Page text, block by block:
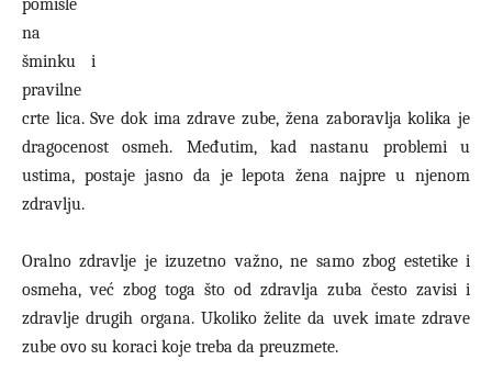
pomisle
na
šminku i
pravilne
crte lica. Sve dok ima zdrave zube, žena zaboravlja kolika je
dragocenost osmeh. Međutim, kad nastanu problemi u
ustima, postaje jasno da je lepota žena najpre u njenom
zdravlju.
Oralno zdravlje je izuzetno važno, ne samo zbog estetike i
osmeha, već zbog toga što od zdravlja zuba često zavisi i
zdravlje drugih organa. Ukoliko želite da uvek imate zdrave
zube ovo su koraci koje treba da preuzmete.